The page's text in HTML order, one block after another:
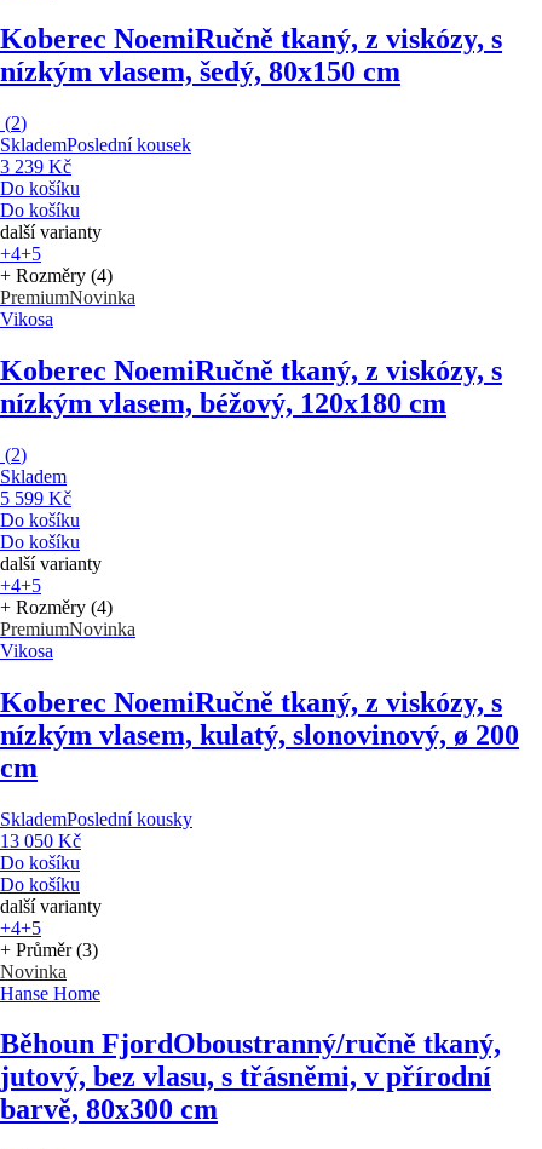
Koberec NoemiRučně tkaný, z viskózy, s
nízkým vlasem, šedý, 80x150 cm
(2)
SklademPoslední kousek
3 239 Kč
Do košíku
Do košíku
další varianty
+4+5
+ Rozměry (4)
PremiumNovinka
Vikosa
Koberec NoemiRučně tkaný, z viskózy, s
nízkým vlasem, béžový, 120x180 cm
(2)
Skladem
5 599 Kč
Do košíku
Do košíku
další varianty
+4+5
+ Rozměry (4)
PremiumNovinka
Vikosa
Koberec NoemiRučně tkaný, z viskózy, s
nízkým vlasem, kulatý, slonovinový, ø 200
cm
SklademPoslední kousky
13 050 Kč
Do košíku
Do košíku
další varianty
+4+5
+ Průměr (3)
Novinka
Hanse Home
Běhoun FjordOboustranný/ručně tkaný,
jutový, bez vlasu, s třásněmi, v přírodní
barvě, 80x300 cm